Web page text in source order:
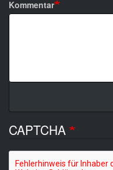
Kommentar
CAPTCHA